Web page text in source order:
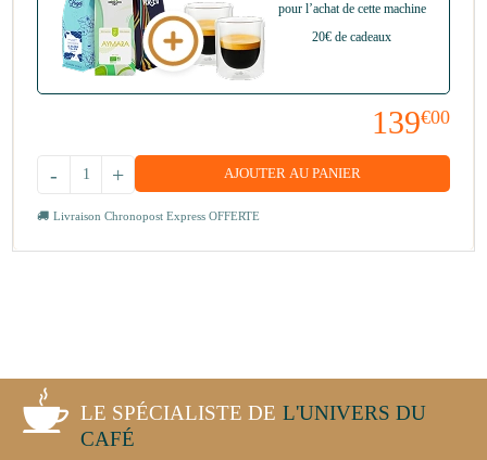
pour l’achat de cette machine
20€ de cadeaux
139€00
+
- AJOUTER AU PANIER
Livraison Chronopost Express OFFERTE
LE SPÉCIALISTE DE L'UNIVERS DU
CAFÉ